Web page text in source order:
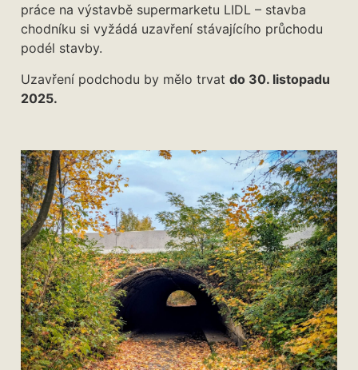
práce na výstavbě supermarketu LIDL – stavba
chodníku si vyžádá uzavření stávajícího průchodu
podél stavby.
Uzavření podchodu by mělo trvat do 30. listopadu
2025.